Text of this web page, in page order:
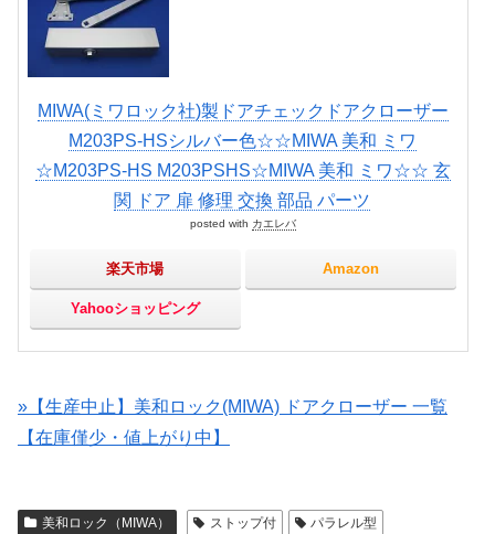
MIWA(ミワロック社)製ドアチェックドアクローザー
M203PS-HSシルバー色☆☆MIWA 美和 ミワ
☆M203PS-HS M203PSHS☆MIWA 美和 ミワ☆☆ 玄
関 ドア 扉 修理 交換 部品 パーツ
posted with カエレバ
楽天市場 Amazon
Yahooショッピング
»【生産中止】美和ロック(MIWA) ドアクローザー 一覧
【在庫僅少・値上がり中】
美和ロック（MIWA） ストップ付 パラレル型